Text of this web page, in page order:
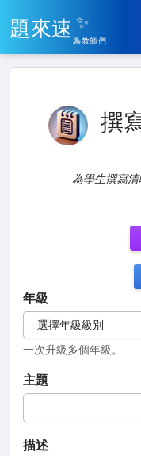
題來速 ✨
為教師們
撰
為學生撰寫清
年級
選擇年級級別
一次升級多個年級。
主題
描述